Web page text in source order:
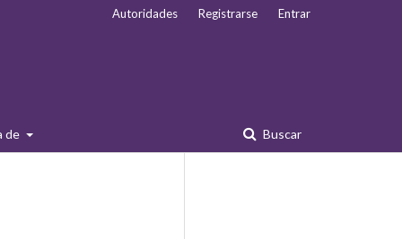
de Buscar
Autoridades Registrarse Entrar